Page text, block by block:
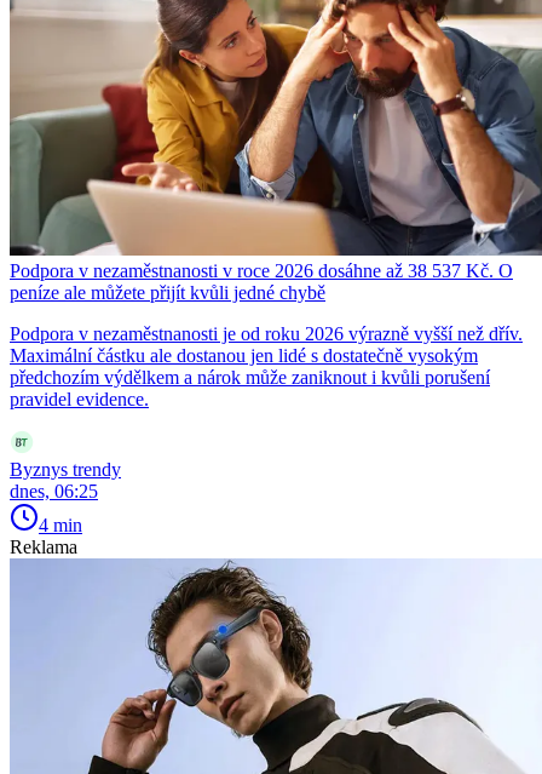
Podpora v nezaměstnanosti v roce 2026 dosáhne až 38 537 Kč. O
peníze ale můžete přijít kvůli jedné chybě
Podpora v nezaměstnanosti je od roku 2026 výrazně vyšší než dřív.
Maximální částku ale dostanou jen lidé s dostatečně vysokým
předchozím výdělkem a nárok může zaniknout i kvůli porušení
pravidel evidence.
Byznys trendy
dnes, 06:25
4 min
Reklama